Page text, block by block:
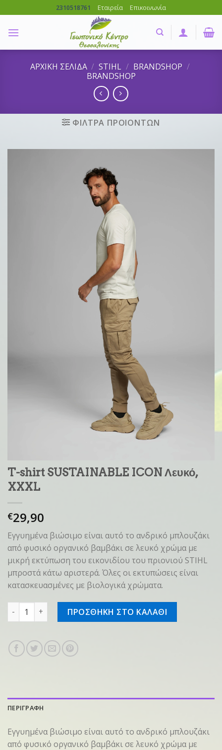
to
content
2310518761 Εταιρεία Επικοινωνία
ΑΡΧΙΚΗ ΣΕΛΙΔΑ / STIHL / BRANDSHOP /
BRANDSHOP
ΦΙΛΤΡΑ ΠΡΟΙΟΝΤΩΝ
T-shirt SUSTAINABLE ICON Λευκό,
XXXL
€29,90
Εγγυημένα βιώσιμο είναι αυτό το ανδρικό μπλουζάκι
από φυσικό οργανικό βαμβάκι σε λευκό χρώμα με
μικρή εκτύπωση του εικονιδίου του πριονιού STIHL
μπροστά κάτω αριστερά. Όλες οι εκτυπώσεις είναι
κατασκευασμένες με βιολογικά χρώματα.
T-shirt SUSTAINABLE ICON Λευκό, XXXL ποσότητα
ΠΡΟΣΘΗΚΗ ΣΤΟ ΚΑΛΑΘΙ
ΠΕΡΙΓΡΑΦΗ
Εγγυημένα βιώσιμο είναι αυτό το ανδρικό μπλουζάκι
από φυσικό οργανικό βαμβάκι σε λευκό χρώμα με